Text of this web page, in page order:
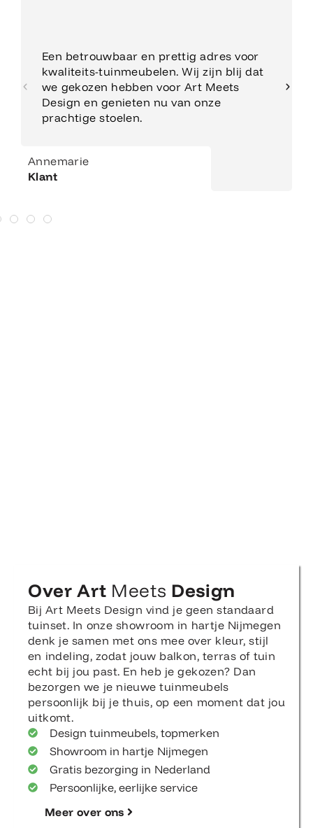
kwaliteits-tuinmeubelen. Wij zijn blij dat
we gekozen hebben voor Art Meets
Design en genieten nu van onze
prachtige stoelen.
Klant
en indeling, zodat jouw balkon, terras of tuin
echt bij jou past. En heb je gekozen? Dan
bezorgen we je nieuwe tuinmeubels
persoonlijk bij je thuis, op een moment dat jou
uitkomt.
Design tuinmeubels, topmerken
Showroom in hartje Nijmegen
Gratis bezorging in Nederland
Persoonlijke, eerlijke service
Meer over ons